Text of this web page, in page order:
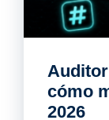
cómo
2026